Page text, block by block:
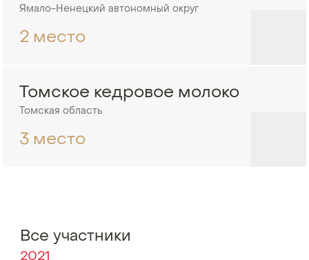
Ямало-Ненецкий автономный округ
2 место
Томское кедровое молоко
Томская область
3 место
Все участники
2021